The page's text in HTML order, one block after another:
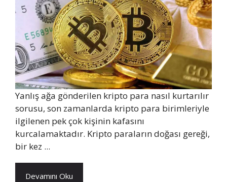
Yanlış ağa gönderilen kripto para nasıl kurtarılır
sorusu, son zamanlarda kripto para birimleriyle
ilgilenen pek çok kişinin kafasını
kurcalamaktadır. Kripto paraların doğası gereği,
bir kez ...
Devamını Oku